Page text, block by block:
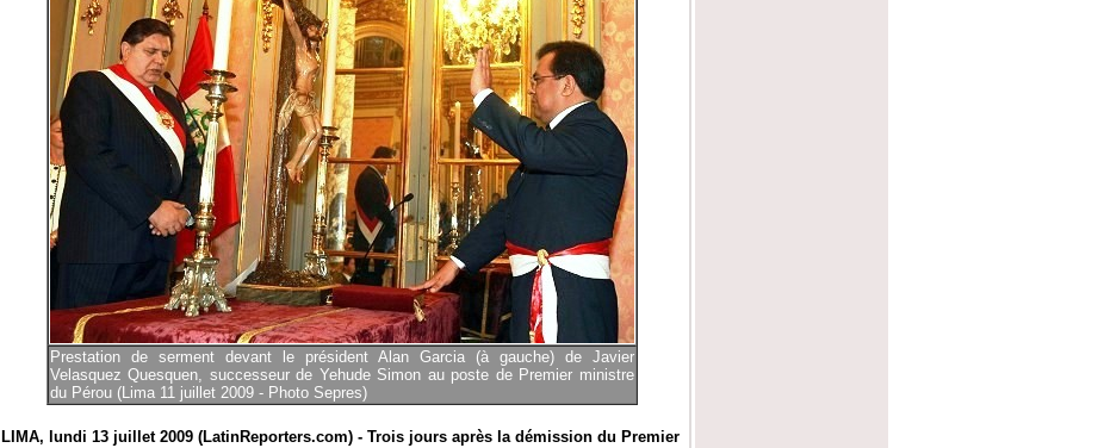
Prestation de serment devant le président Alan Garcia (à gauche) de Javier
Velasquez Quesquen, successeur de Yehude Simon au poste de Premier ministre
du Pérou (Lima 11 juillet 2009 - Photo Sepres)
LIMA, lundi 13 juillet 2009 (LatinReporters.com) - Trois jours après la démission du Premier